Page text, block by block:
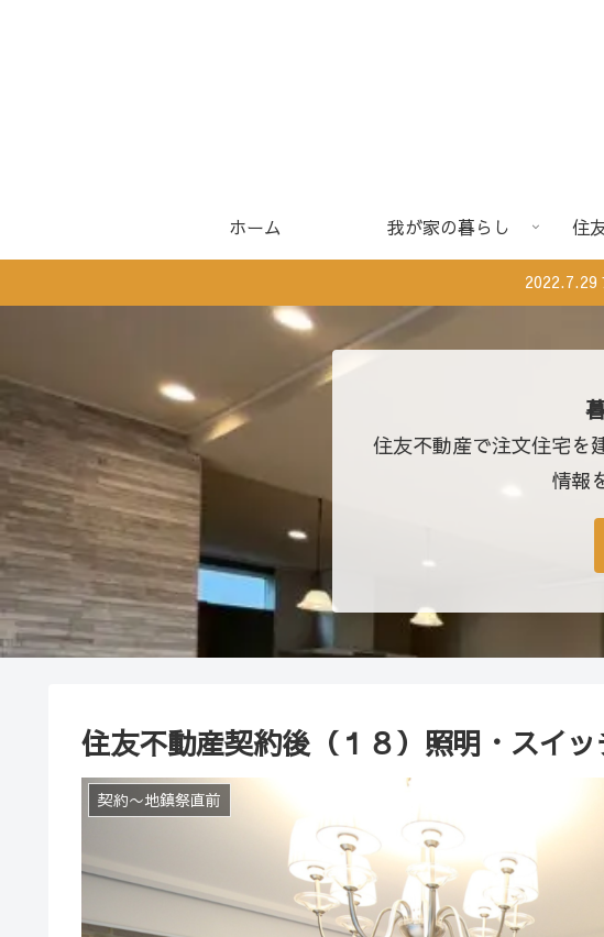
ホーム 我が家の暮らし 住
2022.7.29
住友不動産で注文住宅を
情報
住友不動産契約後（１８）照明・スイ
契約〜地鎮祭直前